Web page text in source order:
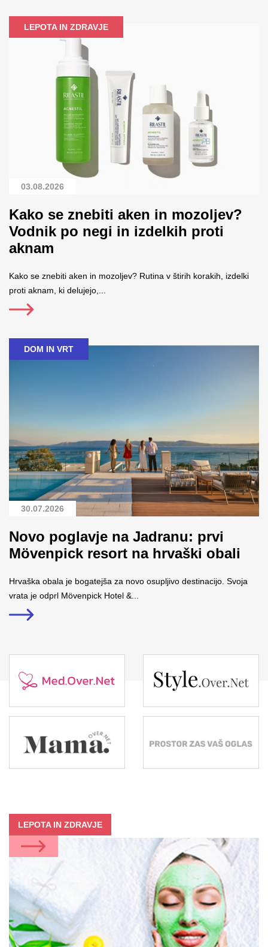
LEPOTA IN ZDRAVJE
03.08.2026
Kako se znebiti aken in mozoljev?
Vodnik po negi in izdelkih proti
aknam
Kako se znebiti aken in mozoljev? Rutina v štirih korakih, izdelki
proti aknam, ki delujejo,...
DOM IN VRT
30.07.2026
Novo poglavje na Jadranu: prvi
Mövenpick resort na hrvaški obali
Hrvaška obala je bogatejša za novo osupljivo destinacijo. Svoja
vrata je odprl Mövenpick Hotel &...
LEPOTA IN ZDRAVJE